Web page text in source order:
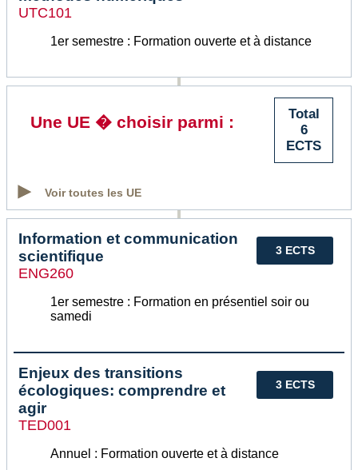
UTC101
1er semestre : Formation ouverte et à distance
Total
6
ECTS
Une UE � choisir parmi :
Voir toutes les UE
3 ECTS
Information et communication
scientifique
ENG260
1er semestre : Formation en présentiel soir ou
samedi
3 ECTS
Enjeux des transitions
écologiques: comprendre et
agir
TED001
Annuel : Formation ouverte et à distance